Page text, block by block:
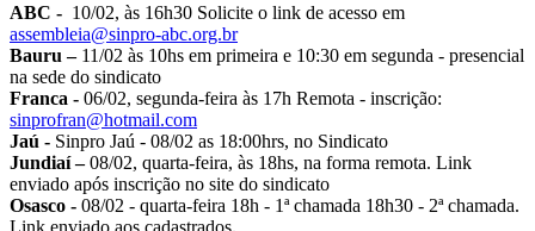
ABC - 10/02, às 16h30 Solicite o link de acesso em
assembleia@sinpro-abc.org.br
Bauru –11/02 às 10hs em primeira e 10:30 em segunda - presencial
na sede do sindicato
Franca - 06/02, segunda-feira às 17h Remota - inscrição:
sinprofran@hotmail.com
Jaú - Sinpro Jaú - 08/02 as 18:00hrs, no Sindicato
Jundiaí –08/02, quarta-feira, às 18hs, na forma remota. Link
enviado após inscrição no site do sindicato
Osasco - 08/02 - quarta-feira 18h - 1ª chamada 18h30 - 2ª chamada.
Link enviado aos cadastrados.